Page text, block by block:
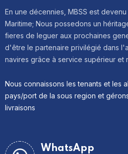
En une décennies, MBSS est
Maritime; Nous possedons un
fieres de leguer aux prochaines
d'être le partenaire privilégié dans
navires grâce à service supérieur et
Nous connaissons les tenants et les
pays/port de la sous region et
livraisons
WhatsApp